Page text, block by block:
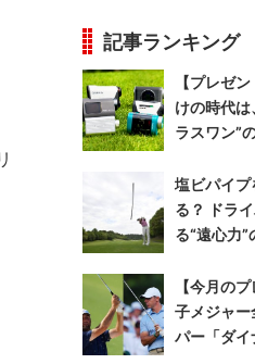
記事ランキング
【プレゼ
けの時代
ラスワン”
塩ビパイ
る？ ドラ
る“遠心力
【今月の
子メジャ
パー「ダイ